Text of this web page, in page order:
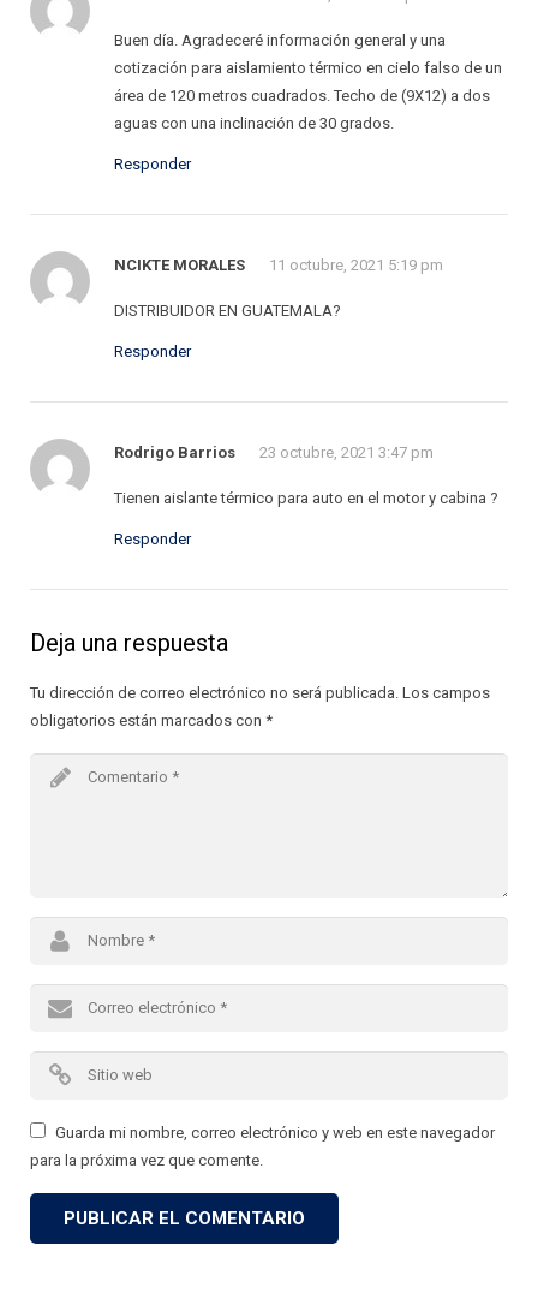
Buen día. Agradeceré información general y una
cotización para aislamiento térmico en cielo falso de un
área de 120 metros cuadrados. Techo de (9X12) a dos
aguas con una inclinación de 30 grados.
Responder
NCIKTE MORALES 11 octubre, 2021 5:19 pm
DISTRIBUIDOR EN GUATEMALA?
Responder
Rodrigo Barrios 23 octubre, 2021 3:47 pm
Tienen aislante térmico para auto en el motor y cabina ?
Responder
Deja una respuesta
Tu dirección de correo electrónico no será publicada. Los campos
obligatorios están marcados con *
Guarda mi nombre, correo electrónico y web en este navegador
para la próxima vez que comente.